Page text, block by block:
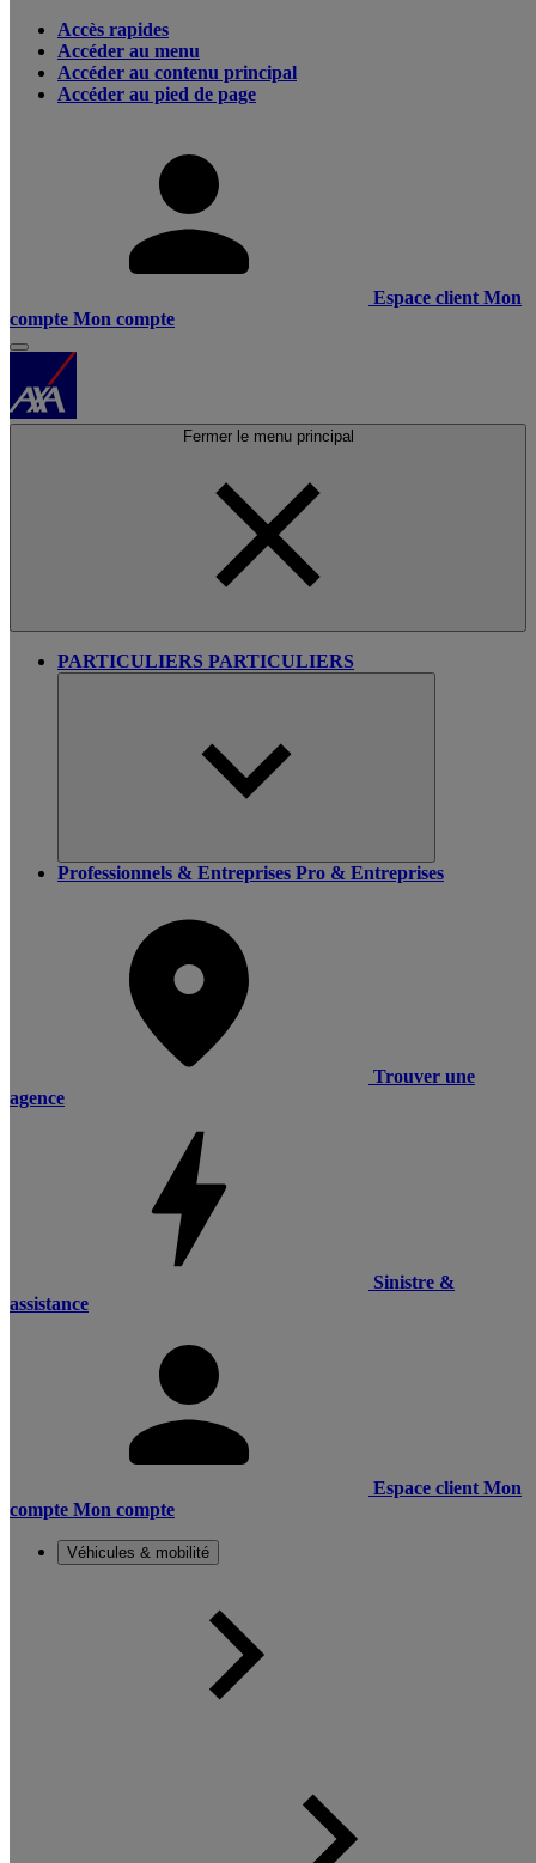
Accès rapides
Accéder au menu
Accéder au contenu principal
Accéder au pied de page
Espace client Mon
compte Mon compte
Fermer le menu principal
PARTICULIERS PARTICULIERS
Professionnels & Entreprises Pro & Entreprises
Trouver une
agence
Sinistre &
assistance
Espace client Mon
compte Mon compte
Véhicules & mobilité